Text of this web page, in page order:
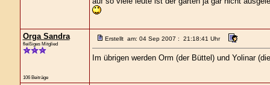
Orga Sandra
fleißiges Mitglied
106 Beiträge
Erstellt am: 04 Sep 2007 : 21:18:41 Uhr
Im übrigen werden Orm (der Büttel) und Yolinar